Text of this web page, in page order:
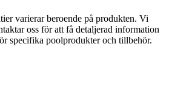
varierar beroende på produkten. Vi
oss för att få detaljerad information
specifika poolprodukter och tillbehör.